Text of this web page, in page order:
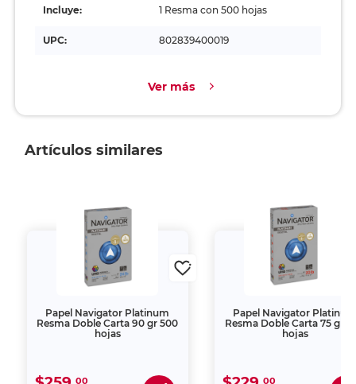
Incluye: 1 Resma con 500 hojas
UPC: 802839400019
Ver más
Artículos similares
Papel Navigator Platinum
Resma Doble Carta 90 gr 500
hojas
00
Papel Navigator
Resma Doble Carta 75 gr
hojas
00